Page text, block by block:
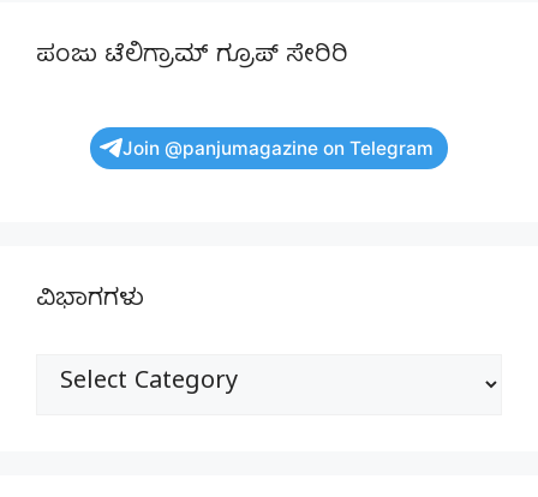
ಪಂಜು ಟೆಲಿಗ್ರಾಮ್ ಗ್ರೂಪ್ ಸೇರಿರಿ
Join @panjumagazine on Telegram
ವಿಭಾಗಗಳು
ವಿಭಾಗಗಳು